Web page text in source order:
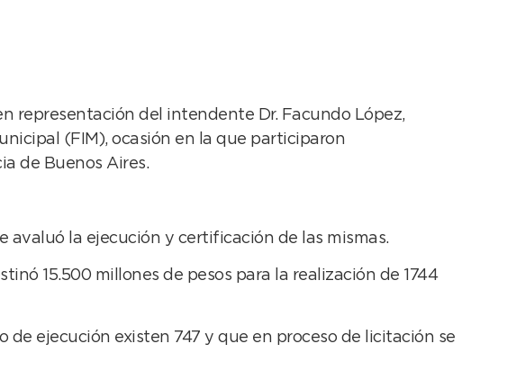
representación del intendente Dr. Facundo López,
(FIM), ocasión en la que participaron
de Buenos Aires.
avaluó la ejecución y certificación de las mismas.
15.500 millones de pesos para la realización de 1744
ejecución existen 747 y que en proceso de licitación se